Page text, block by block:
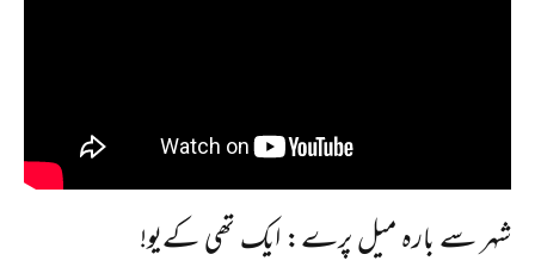
شہر سے بارہ میل پرے: ایک تھی کےیو!